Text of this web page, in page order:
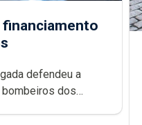
financiamento
defendeu a
bombeiros dos